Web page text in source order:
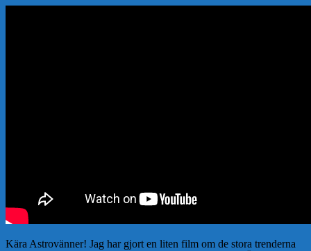
Kära Astrovänner! Jag har gjort en liten film om de stora trenderna